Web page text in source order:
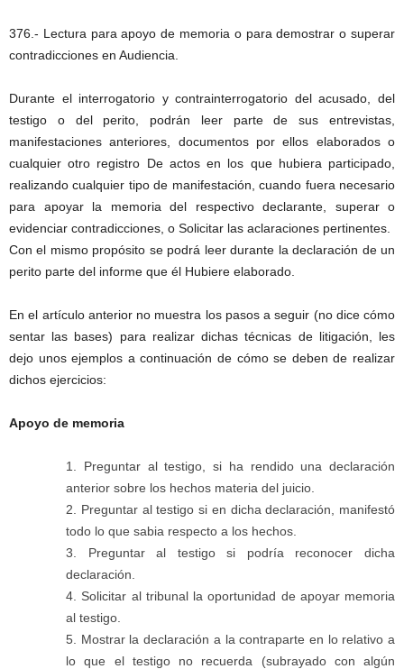
Bluesky
376.- Lectura para apoyo de memoria o para demostrar o superar
contradicciones en Audiencia.
Durante el interrogatorio y contrainterrogatorio del acusado, del
testigo o del perito, podrán leer parte de sus entrevistas,
manifestaciones anteriores, documentos por ellos elaborados o
cualquier otro registro De actos en los que hubiera participado,
realizando cualquier tipo de manifestación, cuando fuera necesario
para apoyar la memoria del respectivo declarante, superar o
evidenciar contradicciones, o Solicitar las aclaraciones pertinentes.
Con el mismo propósito se podrá leer durante la declaración de un
perito parte del informe que él Hubiere elaborado.
En el artículo anterior no muestra los pasos a seguir (no dice cómo
sentar las bases) para realizar dichas técnicas de litigación, les
dejo unos ejemplos a continuación de cómo se deben de realizar
dichos ejercicios:
Apoyo de memoria
Preguntar al testigo, si ha rendido una declaración
anterior sobre los hechos materia del juicio.
Preguntar al testigo si en dicha declaración, manifestó
todo lo que sabia respecto a los hechos.
Preguntar al testigo si podría reconocer dicha
declaración.
Solicitar al tribunal la oportunidad de apoyar memoria
al testigo.
Mostrar la declaración a la contraparte en lo relativo a
lo que el testigo no recuerda (subrayado con algún